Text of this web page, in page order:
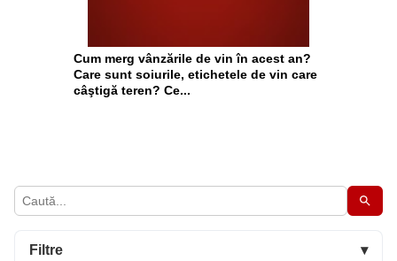
Filtre ▾
Cum merg vânzările de vin în acest an?
Care sunt soiurile, etichetele de vin care
câştigă teren? Ce...